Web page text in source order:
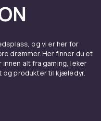
og vi er her for
drømmer. Her finner du et
alt fra gaming, leker
og produkter til kjæledyr.